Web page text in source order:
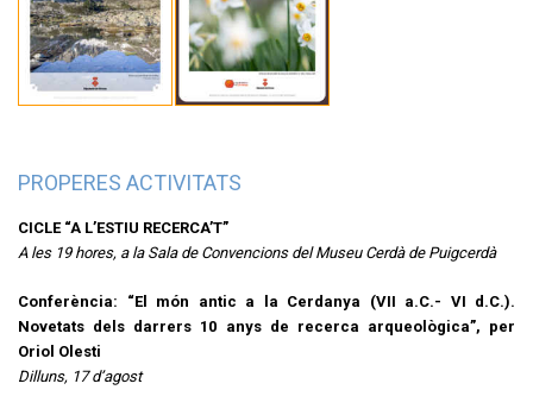
PROPERES ACTIVITATS
CICLE “A L’ESTIU RECERCA’T”
A les 19 hores, a la Sala de Convencions del Museu Cerdà de Puigcerdà
Conferència: “El món antic a la Cerdanya (VII a.C.- VI d.C.).
Novetats dels darrers 10 anys de recerca arqueològica”, per
Oriol Olesti
Dilluns, 17 d’agost